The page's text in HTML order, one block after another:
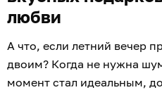
любви
А что, если летний вечер
двоим? Когда не нужна
момент стал идеальным,